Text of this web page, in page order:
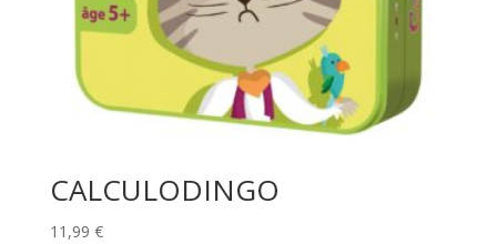
CALCULODINGO
11,99 €